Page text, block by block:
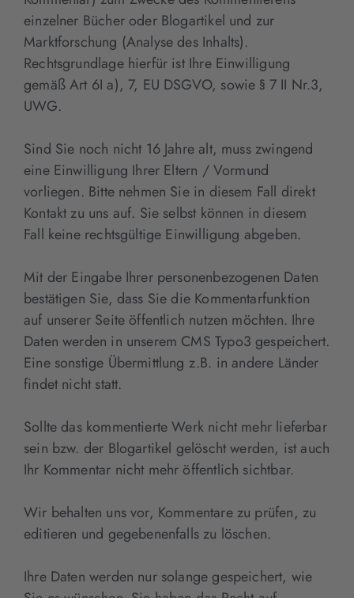
einzelner Bücher oder Blogartikel und zur
Marktforschung (Analyse des Inhalts).
Rechtsgrundlage hierfür ist Ihre Einwilligung
gemäß Art 6I a), 7, EU DSGVO, sowie § 7 II Nr.3,
UWG.
Sind Sie noch nicht 16 Jahre alt, muss zwingend
eine Einwilligung Ihrer Eltern / Vormund
vorliegen. Bitte nehmen Sie in diesem Fall direkt
Kontakt zu uns auf. Sie selbst können in diesem
Fall keine rechtsgültige Einwilligung abgeben.
Mit der Eingabe Ihrer personenbezogenen Daten
bestätigen Sie, dass Sie die Kommentarfunktion
auf unserer Seite öffentlich nutzen möchten. Ihre
Daten werden in unserem CMS Typo3 gespeichert.
Eine sonstige Übermittlung z.B. in andere Länder
findet nicht statt.
Sollte das kommentierte Werk nicht mehr lieferbar
sein bzw. der Blogartikel gelöscht werden, ist auch
Ihr Kommentar nicht mehr öffentlich sichtbar.
Wir behalten uns vor, Kommentare zu prüfen, zu
editieren und gegebenenfalls zu löschen.
Ihre Daten werden nur solange gespeichert, wie